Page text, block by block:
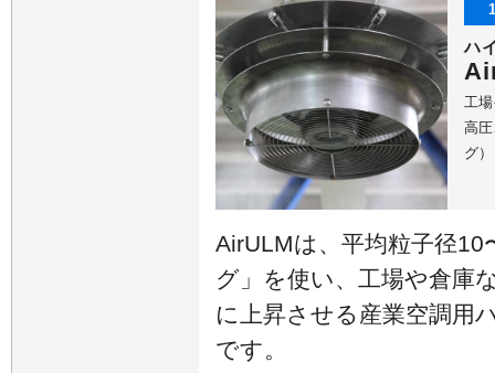
ハ
工
高
グ
AirULMは、平均粒子径
グ」を使い、工場や倉庫
に上昇させる産業空調用
です。